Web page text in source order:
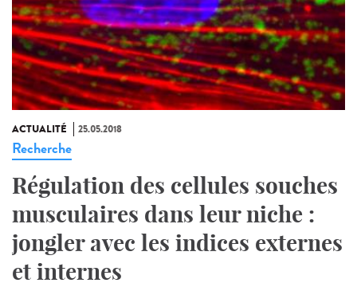
ACTUALITÉ 25.05.2018
Recherche
Régulation des cellules souches
musculaires dans leur niche :
jongler avec les indices externes
et internes